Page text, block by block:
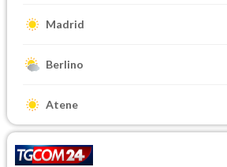
Madrid
Berlino
Atene